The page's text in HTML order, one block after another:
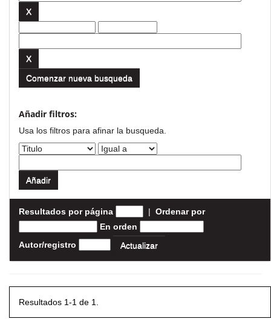
Comenzar nueva busqueda
Añadir filtros:
Usa los filtros para afinar la busqueda.
Resultados por página | Ordenar por
En orden
Autor/registro
Resultados 1-1 de 1.